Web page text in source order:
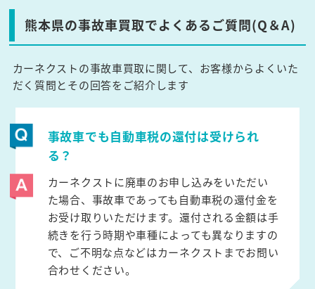
熊本県の事故車買取でよくあるご質問(Q＆A)
カーネクストの事故車買取に関して、お客様からよくいた
だく質問とその回答をご紹介します
事故車でも自動車税の還付は受けられ
る？
カーネクストに廃車のお申し込みをいただい
た場合、事故車であっても自動車税の還付金を
お受け取りいただけます。還付される金額は手
続きを行う時期や車種によっても異なりますの
で、ご不明な点などはカーネクストまでお問い
合わせください。